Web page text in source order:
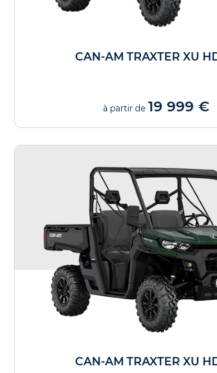
CAN-AM TRAXTER XU
à partir de 19 999 €
CAN-AM TRAXTER XU